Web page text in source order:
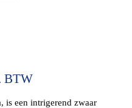
BTW
is een intrigerend zwaar